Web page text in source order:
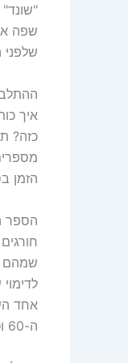
שפה
שלפני
איך
כזה?
הזמן
הספר
שמהם
אחד
ה-60 וכללו תיאורים מאוד מפורשים של אלימות ואלימות מינית (ששם הם כן נועדו לשם הריגוש).